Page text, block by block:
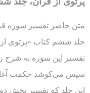
متن حاضر تفسیر سوره
جلد ششم کتاب «پرتوی از
تفسیر این سوره به شرح
سپس می‌کوشد حکمت آغاز
این جلد که تفسیر بخش